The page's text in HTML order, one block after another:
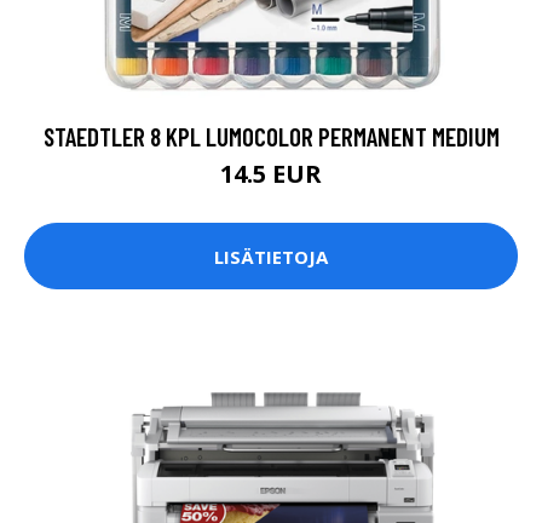
STAEDTLER 8 KPL LUMOCOLOR PERMANENT MEDIUM
14.5 EUR
LISÄTIETOJA